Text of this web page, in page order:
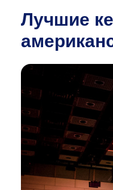
Лучшие